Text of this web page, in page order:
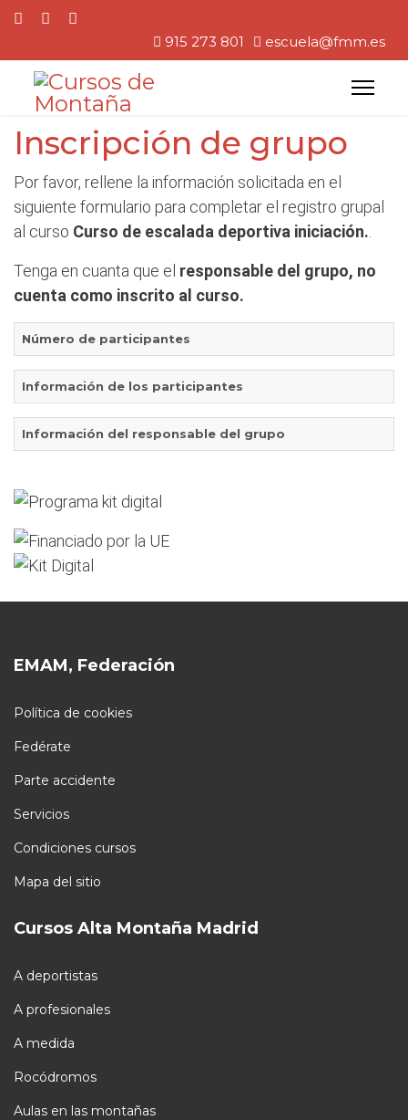
915 273 801 escuela@fmm.es
Inscripción de grupo
Por favor, rellene la información solicitada en el
siguiente formulario para completar el registro grupal
al curso Curso de escalada deportiva iniciación.
Tenga en cuanta que el responsable del grupo, no
cuenta como inscrito al curso.
Número de participantes
Información de los participantes
Información del responsable del grupo
EMAM, Federación
Política de cookies
Fedérate
Parte accidente
Servicios
Condiciones cursos
Mapa del sitio
Cursos Alta Montaña Madrid
A deportistas
A profesionales
A medida
Rocódromos
Aulas en las montañas